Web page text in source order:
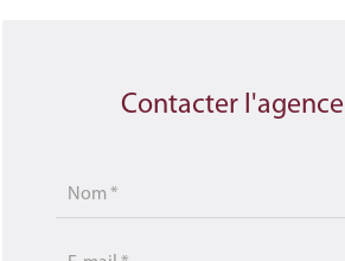
Contacter l'agence